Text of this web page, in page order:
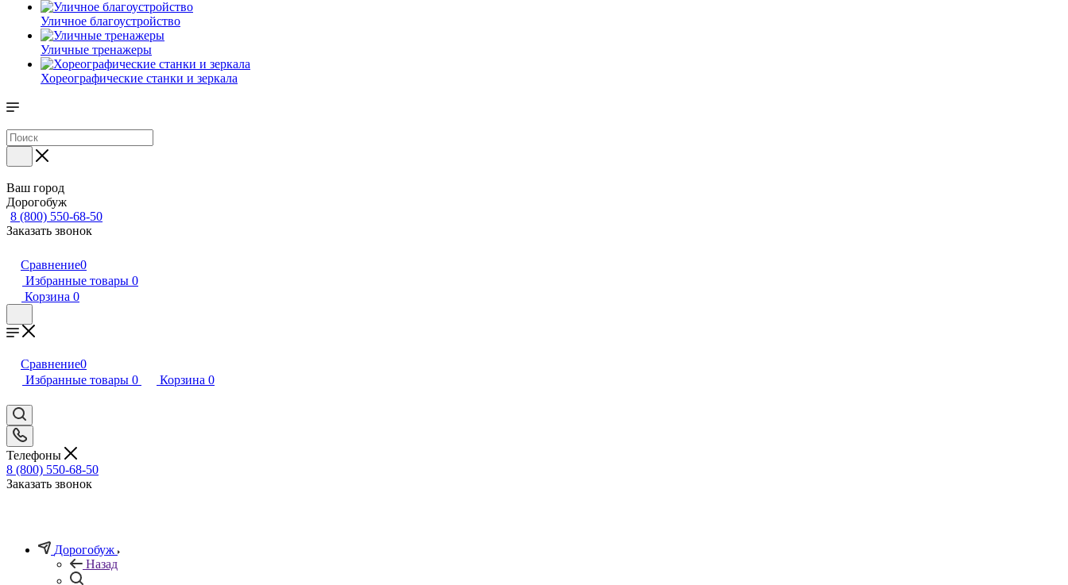
Уличное благоустройство
Уличные тренажеры
Хореографические станки и зеркала
Ваш город
Дорогобуж
8 (800) 550-68-50
Заказать звонок
Сравнение0
Избранные товары 0
Корзина 0
Сравнение0
Избранные товары 0 Корзина 0
Телефоны
8 (800) 550-68-50
Заказать звонок
Дорогобуж
Назад